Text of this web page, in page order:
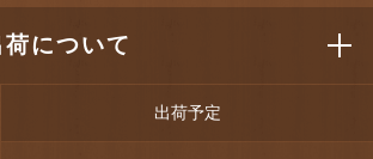
について
出荷予定